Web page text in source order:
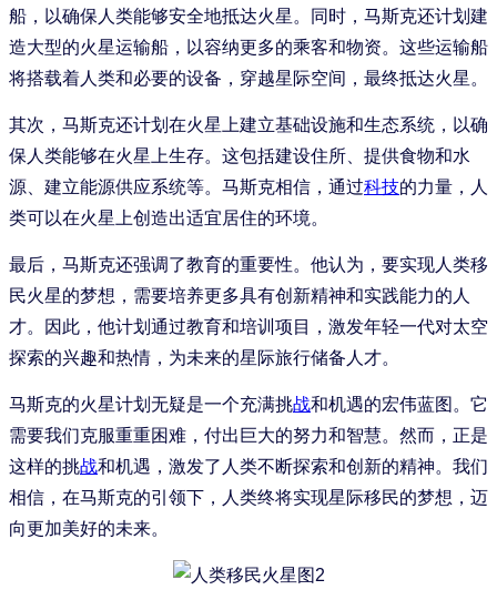
船，以确保人类能够安全地抵达火星。同时，马斯克还计划建
造大型的火星运输船，以容纳更多的乘客和物资。这些运输船
将搭载着人类和必要的设备，穿越星际空间，最终抵达火星。
其次，马斯克还计划在火星上建立基础设施和生态系统，以确
保人类能够在火星上生存。这包括建设住所、提供食物和水
源、建立能源供应系统等。马斯克相信，通过科技的力量，人
类可以在火星上创造出适宜居住的环境。
最后，马斯克还强调了教育的重要性。他认为，要实现人类移
民火星的梦想，需要培养更多具有创新精神和实践能力的人
才。因此，他计划通过教育和培训项目，激发年轻一代对太空
探索的兴趣和热情，为未来的星际旅行储备人才。
马斯克的火星计划无疑是一个充满挑战和机遇的宏伟蓝图。它
需要我们克服重重困难，付出巨大的努力和智慧。然而，正是
这样的挑战和机遇，激发了人类不断探索和创新的精神。我们
相信，在马斯克的引领下，人类终将实现星际移民的梦想，迈
向更加美好的未来。